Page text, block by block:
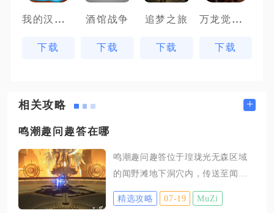
我的汉克狗
下载
酒馆战争
下载
追梦之旅
下载
万龙觉醒魔兽战场
下载
相关攻略 +
鸣潮趣问趣答在哪
鸣潮趣问趣答位于瑝珑光无森区域
的闻野滩地下洞穴内，传送至闻野
滩信标后沿崖壁缺口进入地下空间
即可找到NPC趣问与曲问。前往目
精选攻略 07-19 MuZi